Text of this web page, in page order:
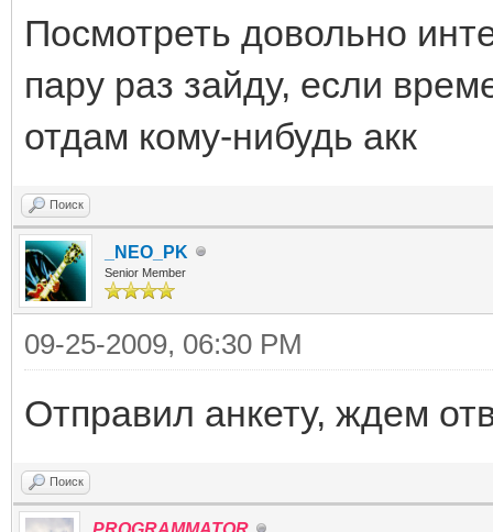
Посмотреть довольно
пару раз зайду, если
отдам кому-нибудь акк
Поиск
_NEO_PK
Senior Member
09-25-2009, 06:30 PM
Отправил анкету, ждем
Поиск